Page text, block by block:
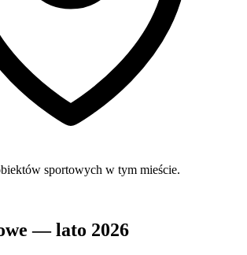
sportowych w tym mieście.
— lato 2026